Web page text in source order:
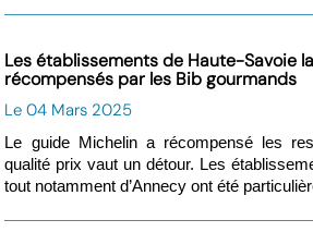
Les établissements de Haute-Savoie
récompensés par les Bib gourmands
Le 04 Mars 2025
Le guide Michelin a récompensé les
qualité prix vaut un détour. Les
tout notamment d’Annecy ont été